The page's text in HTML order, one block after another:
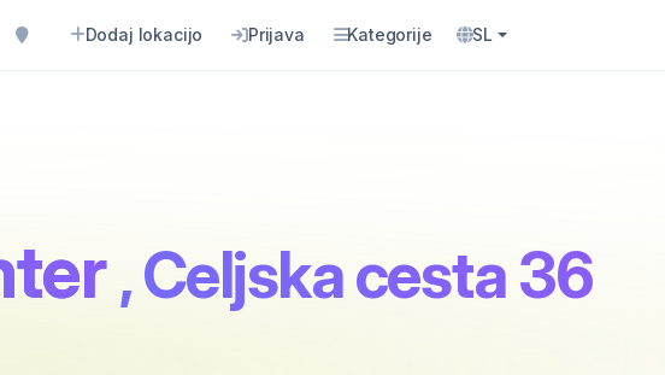
Dodaj lokacijo Prijava Kategorije SL
, Celjska cesta 36